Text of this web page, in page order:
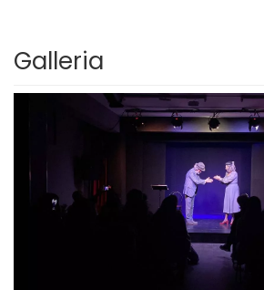
Galleria